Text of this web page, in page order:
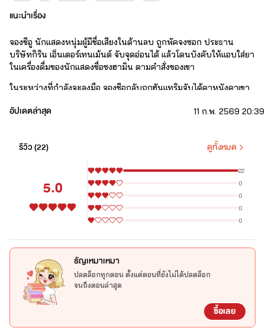
แนะนำเรื่อง
จองชีอู นักแสดงหนุ่มผู้มีชื่อเสียงในด้านลบ ถูกพัคจงซอก ประธาน
บริษัทกิริน เอ็นเตอร์เทนเม้นต์ จับจุดอ่อนได้ แล้วโดนบังคับให้แอบใส่ยา
ในเครื่องดื่มของนักแสดงชื่อซงฮามิน ตามคำสั่งของเขา
ในระหว่างที่กำลังจะลงมือ จองชีอูกลับถูกฮันแทริมจับได้คาหนังคาเขา
การเป็นนักแสดง
จองชีอูที่ถูกพัคจงซอกเอารัดเอาเปรียบในเรื่องรายได้จากการแสดงอย่าง
ไม่เป็นธรรม ต้องดิ้นรนหาเลี้ยงดูน้องชาย และเอาชีวิตรอด เขาจึงตัดสิน
ใจไปทำงานที่คลับเลานจ์ชื่อดัง
แล้วที่นั่น ก็ทำให้เขาได้พบกับฮันแทริมอีกครั้ง
อัปเดตล่าสุด 11 ก.พ. 2569
รีวิว (22) ดูทั้งหมด
5.0
22
0
0
0
0
ธัญเหมาเหมา
ปลดล็อกทุกตอน ตั้งแต่ตอนที่ยังไม่ได้ปลดล็อก
จนถึงตอนล่าสุด
ซื้อเลย